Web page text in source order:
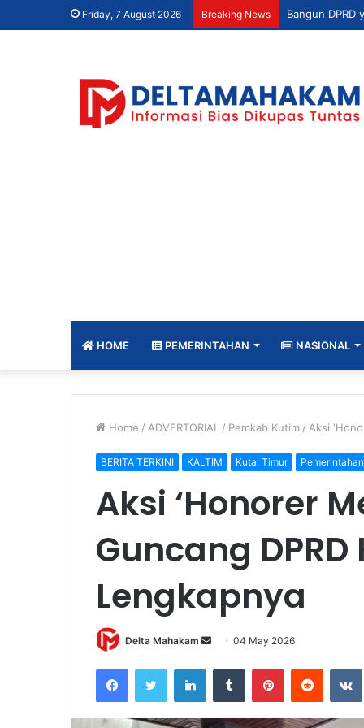
Friday, 7 August 2026 Breaking News
HOME PEMERINTAHAN NASIONAL
Home / ADVERTORIAL / Pemkab Kutim / Aksi
BERITA TERKINI KALTIM Kutai Timur Pemerintahan
Aksi ‘Honorer
Guncang
Lengkapnya
Delta Mahakam
d
a
04 May 2026